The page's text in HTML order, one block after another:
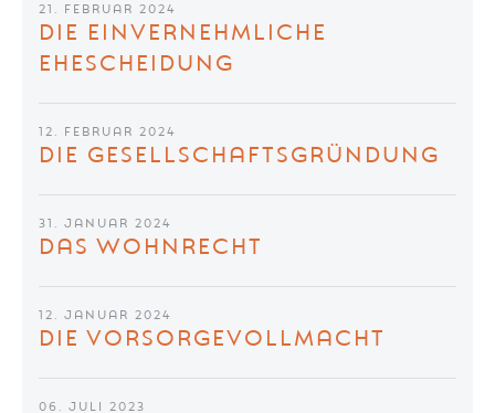
21. FEBRUAR 2024
DIE EINVERNEHMLICHE
EHESCHEIDUNG
12. FEBRUAR 2024
DIE GESELLSCHAFTSGRÜNDUNG
31. JANUAR 2024
DAS WOHNRECHT
12. JANUAR 2024
DIE VORSORGEVOLLMACHT
06. JULI 2023